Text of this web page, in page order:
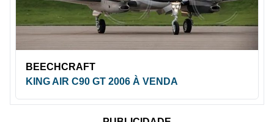
BEECHCRAFT
KING AIR C90 GT 2006 À VENDA